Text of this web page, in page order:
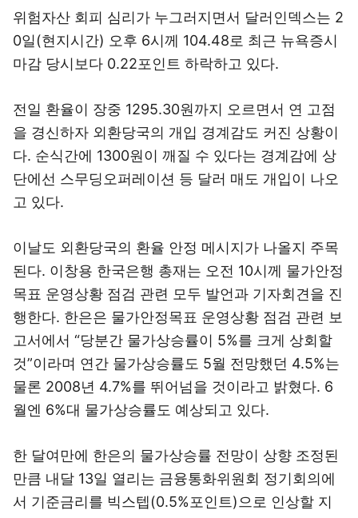
위험자산 회피 심리가 누그러지면서 달러인덱스는 2
0일(현지시간) 오후 6시께 104.48로 최근 뉴욕증시
마감 당시보다 0.22포인트 하락하고 있다.
전일 환율이 장중 1295.30원까지 오르면서 연 고점
을 경신하자 외환당국의 개입 경계감도 커진 상황이
다. 순식간에 1300원이 깨질 수 있다는 경계감에 상
단에선 스무딩오퍼레이션 등 달러 매도 개입이 나오
고 있다.
이날도 외환당국의 환율 안정 메시지가 나올지 주목
된다. 이창용 한국은행 총재는 오전 10시께 물가안정
목표 운영상황 점검 관련 모두 발언과 기자회견을 진
행한다. 한은은 물가안정목표 운영상황 점검 관련 보
고서에서 “당분간 물가상승률이 5%를 크게 상회할
것”이라며 연간 물가상승률도 5월 전망했던 4.5%는
물론 2008년 4.7%를 뛰어넘을 것이라고 밝혔다. 6
월엔 6%대 물가상승률도 예상되고 있다.
한 달여만에 한은의 물가상승률 전망이 상향 조정된
만큼 내달 13일 열리는 금융통화위원회 정기회의에
서 기준금리를 빅스텝(0.5%포인트)으로 인상할 지